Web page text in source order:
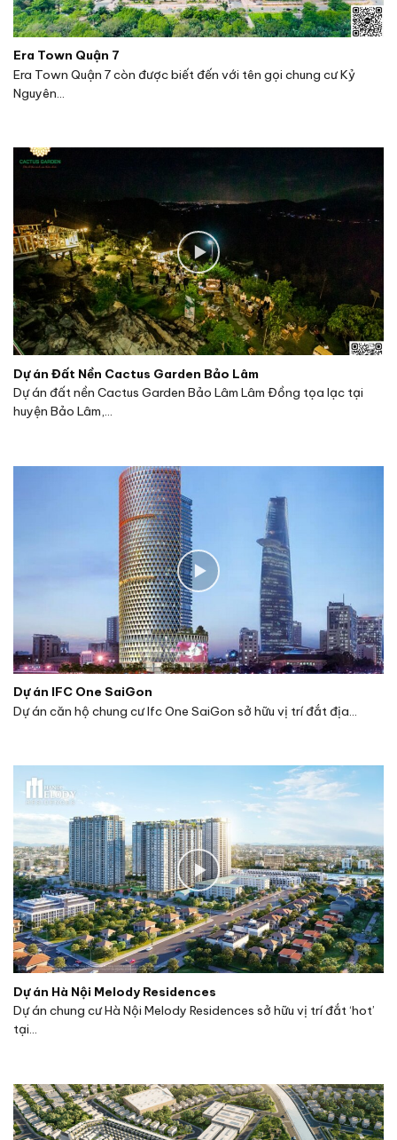
Era Town Quận 7
Era Town Quận 7 còn được biết đến với tên gọi chung cư Kỷ
Nguyên...
Dự án Đất Nền Cactus Garden Bảo Lâm
Dự án đất nền Cactus Garden Bảo Lâm Lâm Đồng tọa lạc tại
huyện Bảo Lâm,...
Dự án IFC One SaiGon
Dự án căn hộ chung cư Ifc One SaiGon sở hữu vị trí đắt địa...
Dự án Hà Nội Melody Residences
Dự án chung cư Hà Nội Melody Residences sở hữu vị trí đắt ‘hot’
tại...